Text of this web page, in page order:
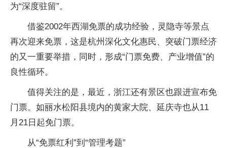
为“深度驻留”。
借鉴2002年西湖免票的成功经验，灵隐寺等景点
再次迎来免票，这是杭州深化文化惠民、突破门票经济
的又一重要举措，同时，形成“门票免费、产业增值”的
良性循环。
值得关注的是，最近，浙江还有景区也跟进宣布免
门票。如丽水松阳县境内的黄家大院、延庆寺也从11
月21日起免门票。
从“免票红利”到“管理考题”